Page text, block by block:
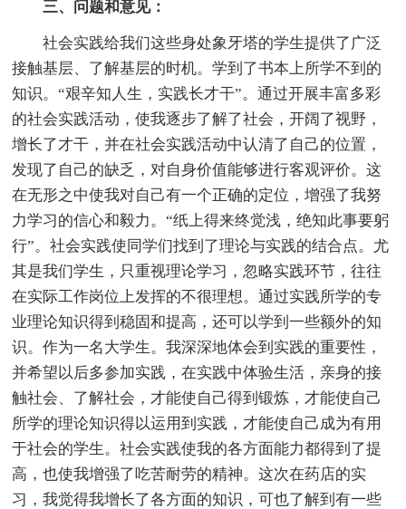
三、问题和意见：
社会实践给我们这些身处象牙塔的学生提供了广泛
接触基层、了解基层的时机。学到了书本上所学不到的
知识。“艰辛知人生，实践长才干”。通过开展丰富多彩
的社会实践活动，使我逐步了解了社会，开阔了视野，
增长了才干，并在社会实践活动中认清了自己的位置，
发现了自己的缺乏，对自身价值能够进行客观评价。这
在无形之中使我对自己有一个正确的定位，增强了我努
力学习的信心和毅力。“纸上得来终觉浅，绝知此事要躬
行”。社会实践使同学们找到了理论与实践的结合点。尤
其是我们学生，只重视理论学习，忽略实践环节，往往
在实际工作岗位上发挥的不很理想。通过实践所学的专
业理论知识得到稳固和提高，还可以学到一些额外的知
识。作为一名大学生。我深深地体会到实践的重要性，
并希望以后多参加实践，在实践中体验生活，亲身的接
触社会、了解社会，才能使自己得到锻炼，才能使自己
所学的理论知识得以运用到实践，才能使自己成为有用
于社会的学生。社会实践使我的各方面能力都得到了提
高，也使我增强了吃苦耐劳的精神。这次在药店的实
习，我觉得我增长了各方面的知识，可也了解到有一些